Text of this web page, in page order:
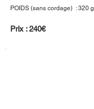
Prix : 240€
POIDS (sans cordage) : 320 g